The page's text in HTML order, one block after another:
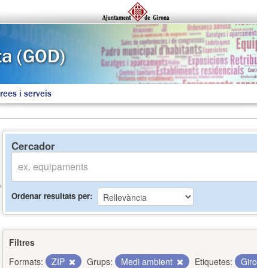
i serveis
Cercador
Ordenar resultats per
Filtres
Formats:
ZIP Grups: Medi ambient Etiquetes: